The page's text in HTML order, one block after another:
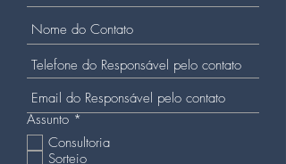
Assunto *R
e
q
u
Consultoria
Sorteio